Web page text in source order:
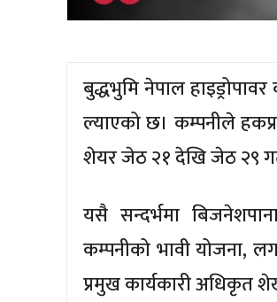
बुद्धभुमि नेपाल
ल्याएको छ। कम्पनीले
शेयर जेठ २१ देखि जेठ २९
यसै सन्दर्भमा
कम्पनीको भावी योजना,
प्रमुख कार्यकारी अधिकृत